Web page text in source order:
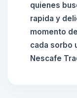
quienes
rapida y
momento
cada sorbo
Nescafe